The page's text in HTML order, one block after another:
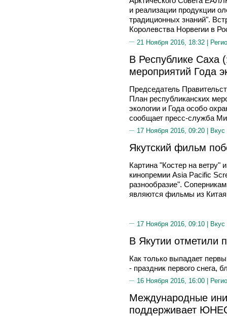
и реализации продукции
традиционных знаний".
Королевства Норвегии в
21 Ноября 2016, 18:32 |
В Республике Саха
мероприятий Года
Председатель
План республиканских
экологии и Года особо
сообщает пресс-служба
17 Ноября 2016, 09:20 | Вкус
Якутский фильм
Картина "Костер на ветру"
кинопремии Asia Pacific
разнообразие".
являются фильмы из
17 Ноября 2016, 09:10 | Вкус
В Якутии отметили
Как только выпадает
- праздник первого снега,
16 Ноября 2016, 16:00 |
Международные
поддерживает